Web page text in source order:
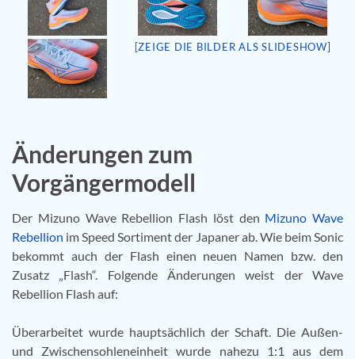
[ZEIGE DIE BILDER ALS SLIDESHOW]
Änderungen zum
Vorgängermodell
Der Mizuno Wave Rebellion Flash löst den Mizuno Wave
Rebellion im Speed Sortiment der Japaner ab. Wie beim Sonic
bekommt auch der Flash einen neuen Namen bzw. den
Zusatz „Flash“. Folgende Änderungen weist der Wave
Rebellion Flash auf:
Überarbeitet wurde hauptsächlich der Schaft. Die Außen-
und Zwischensohleneinheit wurde nahezu 1:1 aus dem